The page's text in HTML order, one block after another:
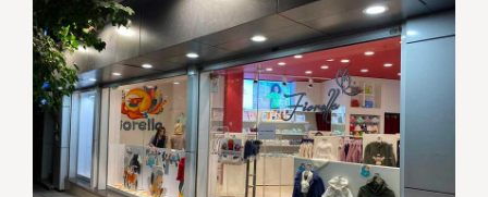
کند. البته در این جذب مخاطب فود کورت و سالن
سینماهای آن نیز بی تاثیر نبوده اند و باعث شده اند تا
مردم برای سپری کردن ساعاتی آرام به این مرکز خرید بیایند
و علاوه بر خرید مشغول تماشای دیدن فیلم و صرف غذا در
فود کورت شوند.